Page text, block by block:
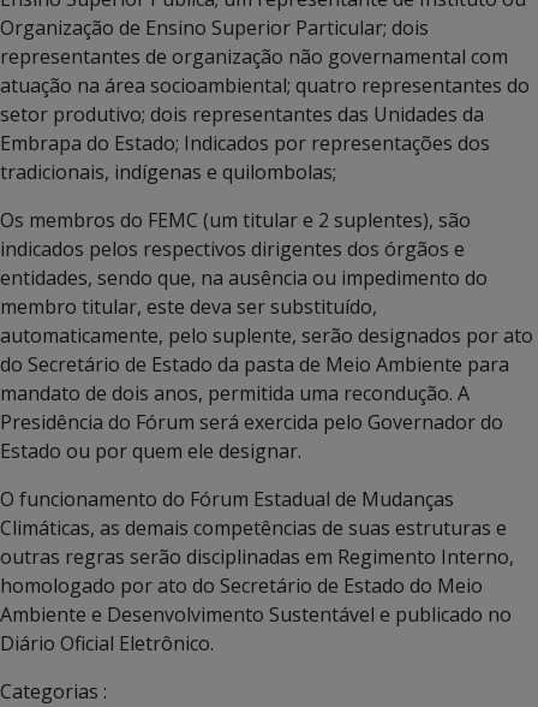
Organização de Ensino Superior Particular; dois
representantes de organização não governamental com
atuação na área socioambiental; quatro representantes do
setor produtivo; dois representantes das Unidades da
Embrapa do Estado; Indicados por representações dos
tradicionais, indígenas e quilombolas;
Os membros do FEMC (um titular e 2 suplentes), são
indicados pelos respectivos dirigentes dos órgãos e
entidades, sendo que, na ausência ou impedimento do
membro titular, este deva ser substituído,
automaticamente, pelo suplente, serão designados por ato
do Secretário de Estado da pasta de Meio Ambiente para
mandato de dois anos, permitida uma recondução. A
Presidência do Fórum será exercida pelo Governador do
Estado ou por quem ele designar.
O funcionamento do Fórum Estadual de Mudanças
Climáticas, as demais competências de suas estruturas e
outras regras serão disciplinadas em Regimento Interno,
homologado por ato do Secretário de Estado do Meio
Ambiente e Desenvolvimento Sustentável e publicado no
Diário Oficial Eletrônico.
Categorias :